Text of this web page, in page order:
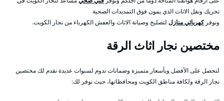
تحريك ونقل الاثاث الذي يمون فوق التمديدات الصحية
ونوفركهربائي منازل لتصليح وصيانة الاثاث والعفش الكهرباء من نجار الكويت.
مختصين نجار اثاث الرقة
لتحصل على الأفضل وبأسعار متميزة وضمانات تدوم لسنوات عديدة نقدم لك مختصين
نجار الرقة ولكافة مناطق الكويت ومحافظاتها، حيث نوفر لك: